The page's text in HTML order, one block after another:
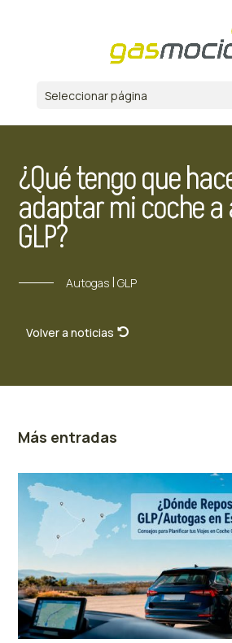
Seleccionar página
¿Qué tengo que
adaptar mi coche
GLP?
Autogas| GLP
Volver a noticias
Más entradas